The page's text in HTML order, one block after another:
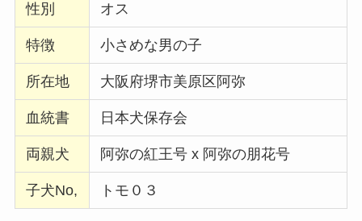
性別 オス
特徴 小さめな男の子
所在地 大阪府堺市美原区阿弥
血統書 日本犬保存会
両親犬 阿弥の紅王号 x 阿弥の朋花号
子犬No, トモ０３